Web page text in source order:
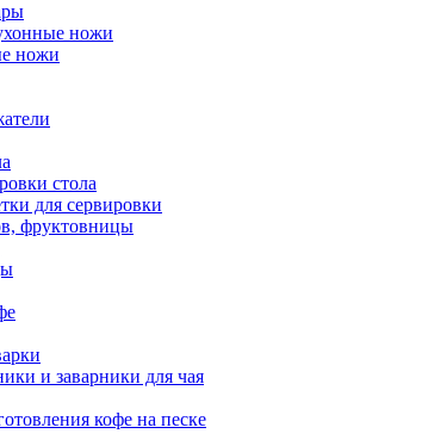
ножи
ножи
стола
для сервировки
фруктовницы
и заварники для чая
кофе на песке